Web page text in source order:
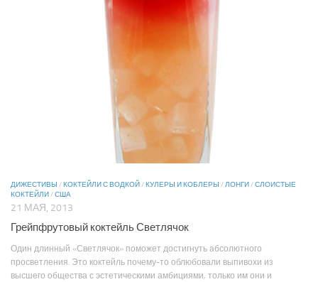
ДИЖЕСТИВЫ /КОКТЕЙЛИ С ВОДКОЙ/КУЛЕРЫ И КОБЛЕРЫ /ЛОНГИ/СЛОИСТЫЕ
КОКТЕЙЛИ/США
21 МАЯ, 2013
Грейпфрутовый коктейль Светлячок
Один длинный «Светлячок» поможет достигнуть абсолютного
просветления. Это коктейль почему-то облюбовали выпивохи из
высшего общества с эстетическими амбициями, только им они и